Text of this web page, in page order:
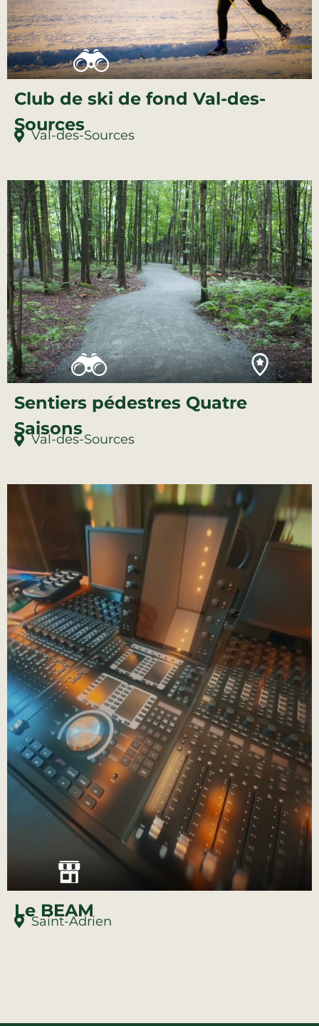
Club de ski de fond Val-des-
Sources
Val-des-Sources
Sentiers pédestres Quatre
Saisons
Val-des-Sources
Le BEAM
Saint-Adrien